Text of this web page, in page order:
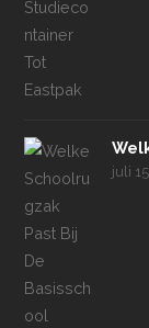
juli